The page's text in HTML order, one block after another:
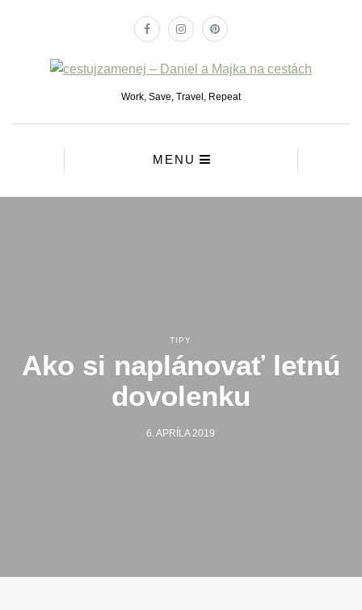
Work, Save, Travel, Repeat
MENU
TIPY
Ako si naplánovať letnú
dovolenku
6. APRÍLA 2019